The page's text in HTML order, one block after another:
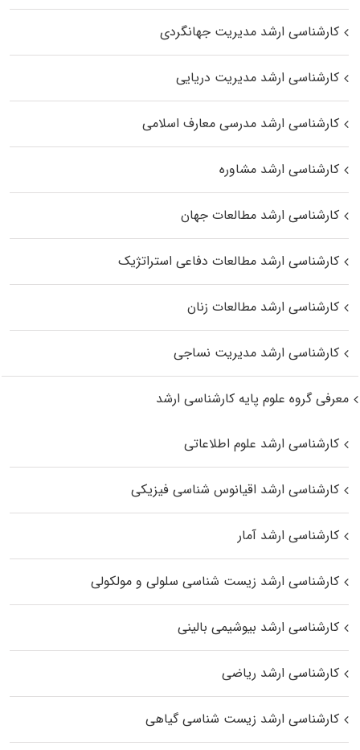
کارشناسی ارشد مدیریت جهانگردی
کارشناسی ارشد مدیریت دریایی
کارشناسی ارشد مدرسی معارف اسلامی
کارشناسی ارشد مشاوره
کارشناسی ارشد مطالعات جهان
کارشناسی ارشد مطالعات دفاعی استراتژیک
کارشناسی ارشد مطالعات زنان
کارشناسی ارشد مدیریت نساجی
معرفی گروه علوم پایه کارشناسی ارشد
کارشناسی ارشد علوم اطلاعاتی
کارشناسی ارشد اقیانوس‌ شناسی فیزیکی
کارشناسی ارشد آمار
کارشناسی ارشد زیست شناسی سلولی و مولکولی
کارشناسی ارشد بیوشیمی بالینی
کارشناسی ارشد ریاضی
کارشناسی ارشد زیست‌ شناسی گیاهی